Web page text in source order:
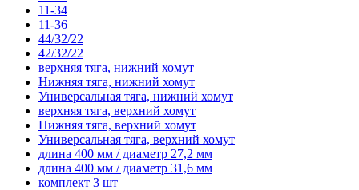
11-34
11-36
44/32/22
42/32/22
верхняя тяга, нижний хомут
Нижняя тяга, нижний хомут
Универсальная тяга, нижний хомут
верхняя тяга, верхний хомут
Нижняя тяга, верхний хомут
Универсальная тяга, верхний хомут
длина 400 мм / диаметр 27,2 мм
длина 400 мм / диаметр 31,6 мм
комплект 3 шт